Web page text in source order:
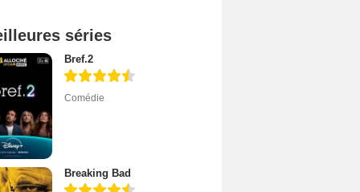
séries
Bref.2
Comédie
Breaking Bad